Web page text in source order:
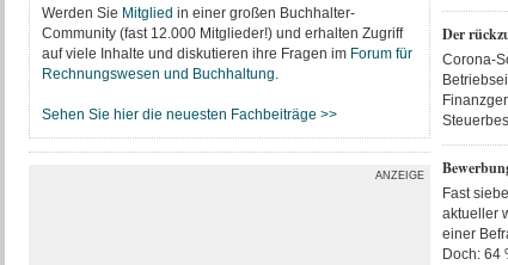
Der
Corona-
Fast
aktueller
einer
Doch: 64
Werden Sie Mitglied in einer großen Buchhalter-
Community (fast 12.000 Mitglieder!) und erhalten Zugriff
auf viele Inhalte und diskutieren ihre Fragen im Forum für
Rechnungswesen und Buchhaltung.
Sehen Sie hier die neuesten Fachbeiträge >>
ANZEIGE